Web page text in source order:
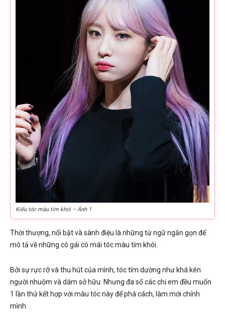
Kiểu tóc màu tím khói – Ảnh 1
Thời thượng, nổi bật và sành điệu là những từ ngữ ngắn gọn để
mô tả về những cô gái có mái tóc màu tím khói.
Bởi sự rực rỡ và thu hút của mình, tóc tím dường như khá kén
người nhuộm và dám sở hữu. Nhưng đa số các chị em đều muốn
1 lần thử kết hợp với màu tóc này để phá cách, làm mới chính
mình.